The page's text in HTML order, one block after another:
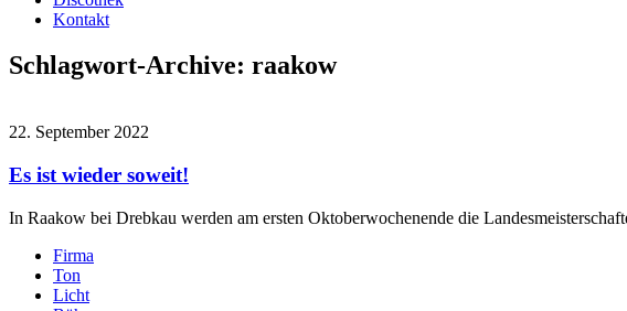
Kontakt
Schlagwort-Archive: raakow
22. September 2022
Es ist wieder soweit!
In Raakow bei Drebkau werden am ersten Oktoberwochenende die
Firma
Ton
Licht